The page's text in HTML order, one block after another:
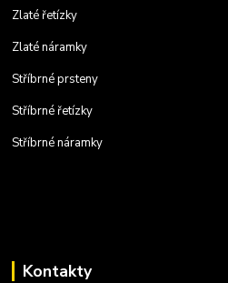
Zlaté řetízky
Zlaté náramky
Stříbrné prsteny
Stříbrné řetízky
Stříbrné náramky
Kontakty